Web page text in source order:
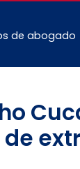
de abogado